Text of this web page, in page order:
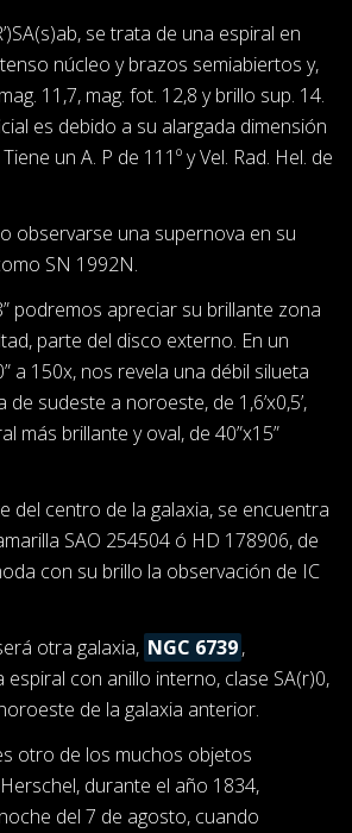
se trata de una espiral en
núcleo y brazos semiabiertos y,
11,7, mag. fot. 12,8 y brillo sup. 14.
es debido a su alargada dimensión
un A. P de 111º y Vel. Rad. Hel. de
observarse una supernova en su
SN 1992N.
podremos apreciar su brillante zona
parte del disco externo. En un
a 150x, nos revela una débil silueta
sudeste a noroeste, de 1,6’x0,5’,
más brillante y oval, de 40”x15”
del centro de la galaxia, se encuentra
SAO 254504 ó HD 178906, de
con su brillo la observación de IC
otra galaxia, NGC 6739,
con anillo interno, clase SA(r)0,
de la galaxia anterior.
otro de los muchos objetos
durante el año 1834,
del 7 de agosto, cuando